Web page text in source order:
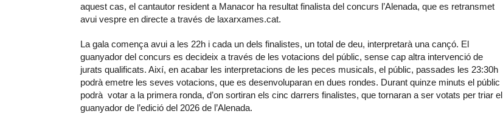
aquest cas, el cantautor resident a Manacor ha resultat finalista del concurs l’Alenada, que es retransmet
avui vespre en directe a través de laxarxames.cat.
La gala comença avui a les 22h i cada un dels finalistes, un total de deu, interpretarà una cançó. El
guanyador del concurs es decideix a través de les votacions del públic, sense cap altra intervenció de
jurats qualificats. Així, en acabar les interpretacions de les peces musicals, el públic, passades les 23:30h
podrà emetre les seves votacions, que es desenvoluparan en dues rondes. Durant quinze minuts el públic
podrà votar a la primera ronda, d’on sortiran els cinc darrers finalistes, que tornaran a ser votats per triar el
guanyador de l’edició del 2026 de l’Alenada.